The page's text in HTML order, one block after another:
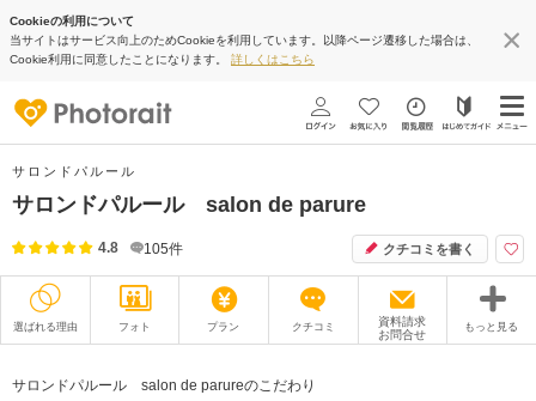
Cookieの利用について
当サイトはサービス向上のためCookieを利用しています。以降ページ遷移した場合は、
Cookie利用に同意したことになります。 詳しくはこちら
サロンドパルール
サロンドパルール salon de parure
4.8 105件 クチコミを書く
選ばれる理由 フォト プラン クチコミ
資料請求
お問合せ
もっと見る
サロンドパルール salon de parureのこだわり